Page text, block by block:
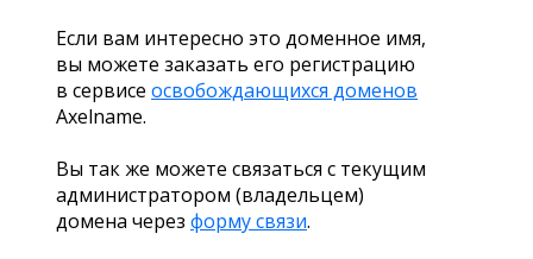
Если вам интересно это доменное имя,
вы можете заказать его регистрацию
в сервисе освобождающихся доменов
Axelname.
Вы так же можете связаться с текущим
администратором (владельцем)
домена через форму связи.